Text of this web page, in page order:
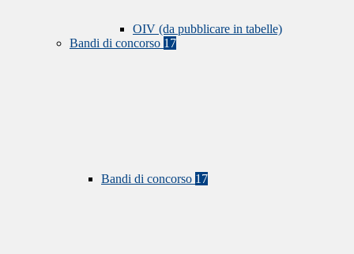
OIV (da pubblicare in tabelle)
Bandi di concorso 17
Bandi di concorso 17